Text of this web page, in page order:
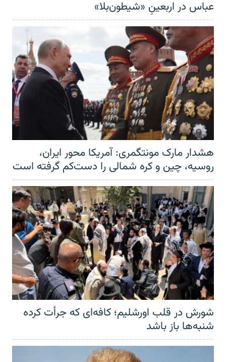
عباس در اربعینِ «شیطون‌بلا»
هشدار مارک مونتگمری: آمریکا محور ایران،
روسیه، چین و کره شمالی را دست‌کم گرفته است
شورش در قلب اورشلیم؛ کافه‌ای که جرأت کرده
شنبه‌ها باز باشد